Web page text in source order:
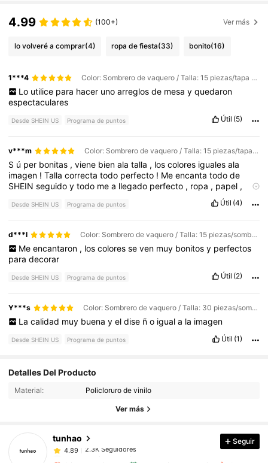
4.99 (100+) Ver más
lo volveré a comprar(4) ropa de fiesta(33) bonito(16)
1***4 Color: Sombrero de vaquero / Talla: 15 piezas/tapa marrón
Lo utilice para hacer uno arreglos de mesa y quedaron
espectaculares
Desde SHEIN US Programa de puntos Útil (5)
v***m Color: Sombrero de vaquero / Talla: 15 piezas/tapa marrón
S ú per bonitas ,viene bienalatalla , loscolores igualesala
imagen !Tallacorrectatodo perfecto ! Meencantatodode
SHEINseguidoytodo mea llegado perfecto , ropa , papel ,
detodo
encanta10de 10🥰
Desde SHEIN US Programa de puntos Útil (4)
d***l Color: Sombrero de vaquero / Talla: 15 piezas/sombrero rojo rosa
Me encantaron , los colores se ven muy bonitos y perfectos
paradecorar
Desde SHEIN US Programa de puntos Útil (2)
Y***s Color: Sombrero de vaquero / Talla: 30 piezas/sombrero marrón
La calidad muy buena y el dise ñ o igual a la imagen
Desde SHEIN US Programa de puntos Útil (1)
Detalles Del Producto
Material: Policloruro de vinilo
Ver más
tunhao
4.89
2.3K Seguidores
4.89
2.3K Seguidores
b***9
pagóHace 1 día
Seguir